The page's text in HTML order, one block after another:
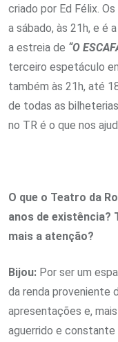
criado por Ed Félix.
a sábado, às 21h, e é
a estreia de “O
terceiro espetáculo
também às 21h, até
de todas as
no TR é o que nos
O que o Teatro da
anos de existência?
mais a atenção?
Bijou: Por ser um
da renda proveniente
apresentações e,
aguerrido e constante